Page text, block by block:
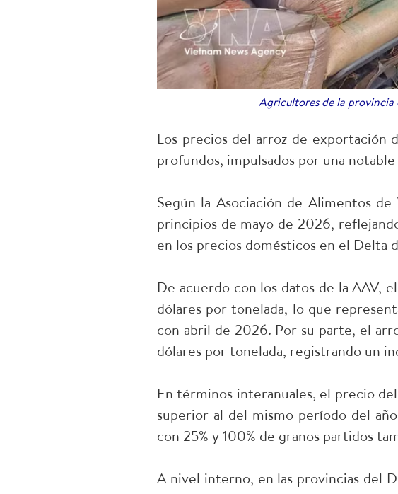
Agricultores de la
Los precios del arroz de exportación
profundos, impulsados por una
Según la Asociación de Alimentos
principios de mayo de 2026,
en los precios domésticos en el Delta
De acuerdo con los datos de la AAV,
dólares por tonelada, lo que
con abril de 2026. Por su parte, el
dólares por tonelada, registrando un
En términos interanuales, el precio
superior al del mismo período del
con 25% y 100% de granos partidos
A nivel interno, en las provincias del